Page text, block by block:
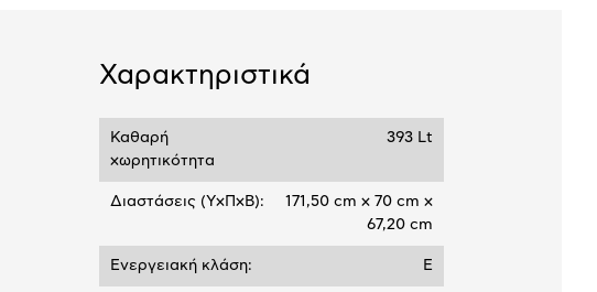
Χαρακτηριστικά
Καθαρή
χωρητικότητα
393 Lt
Διαστάσεις (ΥxΠxΒ):
171,50 cm x 70 cm x
67,20 cm
Ενεργειακή κλάση: E